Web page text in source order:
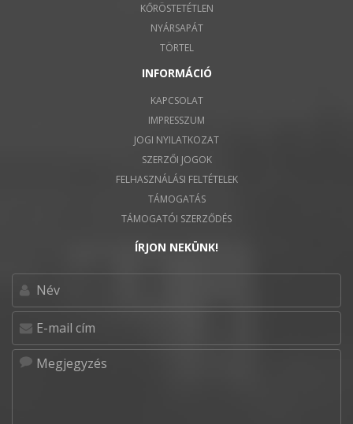
KŐRÖSTETÉTLEN
NYÁRSAPÁT
TÖRTEL
INFORMÁCIÓ
KAPCSOLAT
IMPRESSZUM
JOGI NYILATKOZAT
SZERZŐI JOGOK
FELHASZNÁLÁSI FELTÉTELEK
TÁMOGATÁS
TÁMOGATÓI SZERZŐDÉS
ÍRJON NEKÜNK!